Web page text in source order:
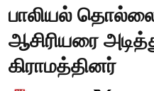
பாலியல்
ஆசிரியரை
கிராமத்தினர்